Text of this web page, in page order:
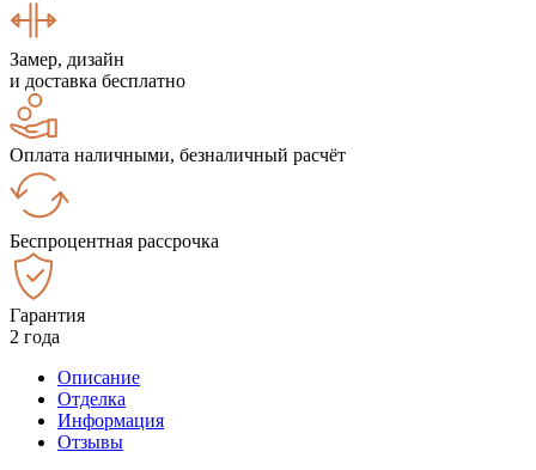
Замер, дизайн
и доставка бесплатно
Оплата наличными, безналичный расчёт
Беспроцентная рассрочка
Гарантия
2 года
Описание
Отделка
Информация
Отзывы